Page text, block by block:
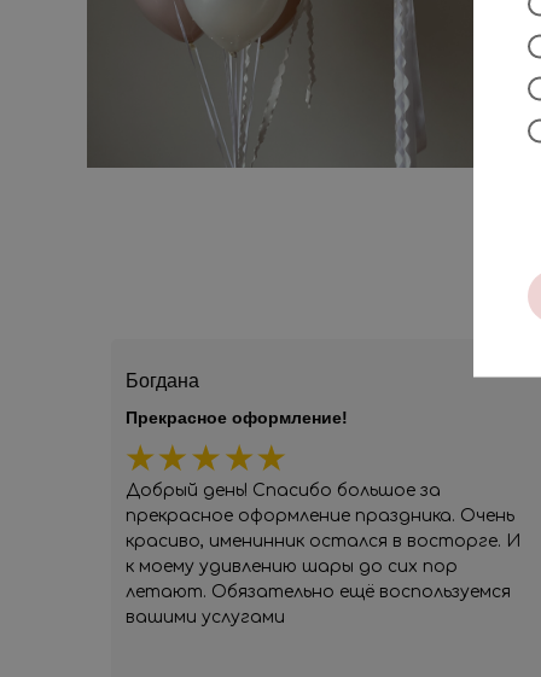
Богдана
Добрый день! Спасибо большое за
прекрасное оформление праздника. Очень
красиво, именинник остался в восторге. И
к моему удивлению шары до сих пор
летают. Обязательно ещё воспользуемся
вашими услугами
Прекрасное оформление!